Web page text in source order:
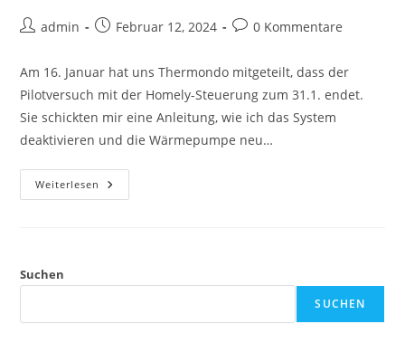
Beitrags-
admin
BeitragFebruar 12, 2024
Beitrags-
0 Kommentare
Am 16. Januar hat uns Thermondo mitgeteilt, dass der
Pilotversuch mit der Homely-Steuerung zum 31.1. endet.
Sie schickten mir eine Anleitung, wie ich das System
deaktivieren und die Wärmepumpe neu…
Weiterlesen Homely-
Ende
Suchen
SUCHEN